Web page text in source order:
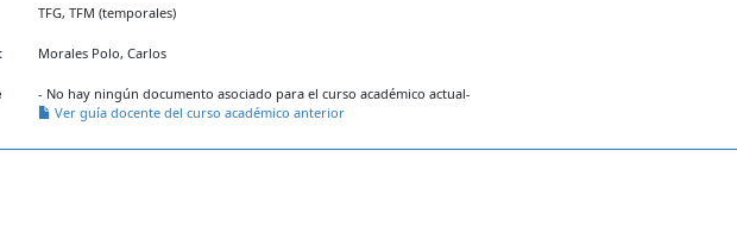
TFG, TFM (temporales)
Morales Polo, Carlos
- No hay ningún documento asociado para el curso académico actual-
Ver guía docente del curso académico anterior